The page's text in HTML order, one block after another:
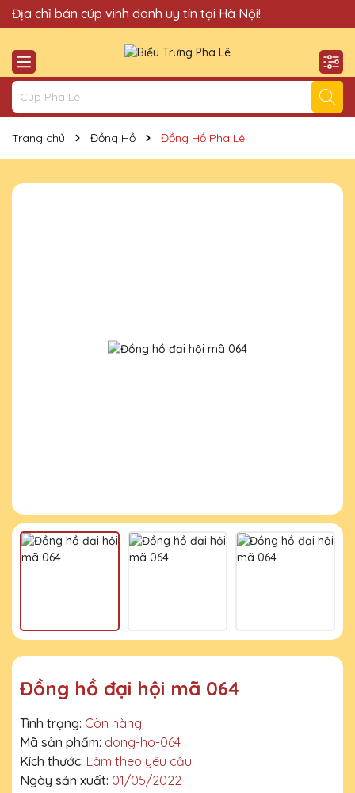
Quà Tặng Cúp Pha Lê Hà Nội QTG xin chào Quý Khách!
Địa chỉ bán cúp vinh danh uy tín tại Hà Nội!
Trang chủ Đồng Hồ Đồng Hồ Pha Lê
Đồng hồ đại hội mã 064
Tình trạng: Còn hàng
Mã sản phẩm: dong-ho-064
Kích thước: Làm theo yêu cầu
Ngày sản xuất: 01/05/2022